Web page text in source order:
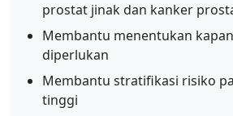
prostat jinak dan kanker
Membantu menentukan
diperlukan
Membantu stratifikasi risiko
tinggi